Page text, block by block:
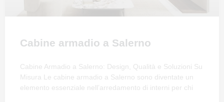
Cabine armadio a Salerno
Cabine Armadio a Salerno: Design, Qualità e Soluzioni Su
Misura Le cabine armadio a Salerno sono diventate un
elemento essenziale nell’arredamento di interni per chi